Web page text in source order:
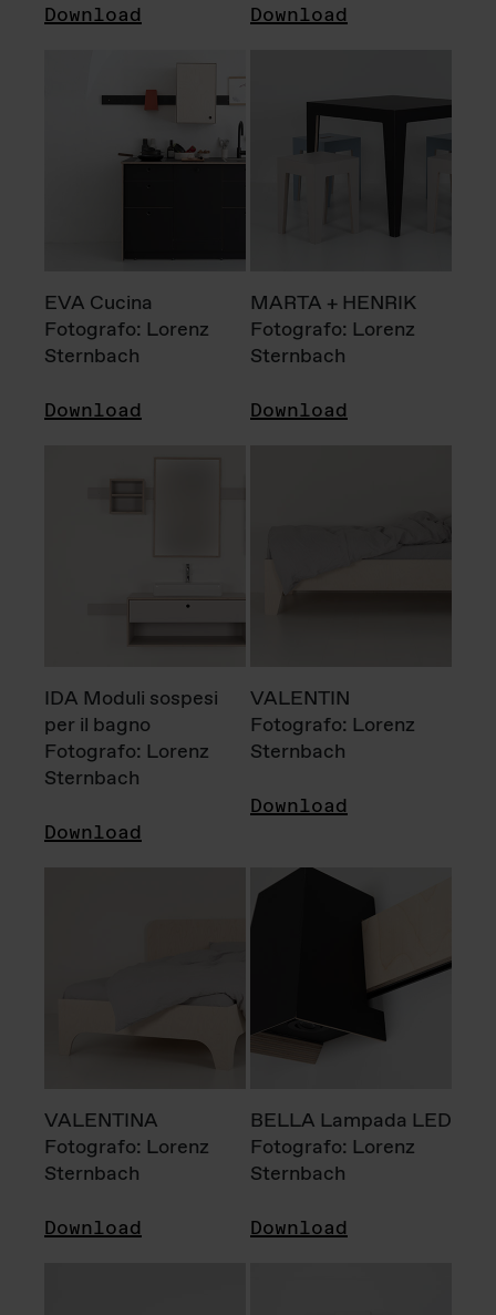
Download Download
EVA Cucina
Fotografo: Lorenz
Sternbach
Download
MARTA + HENRIK
Fotografo: Lorenz
Sternbach
Download
IDA Moduli sospesi
per il bagno
Fotografo: Lorenz
Sternbach
Download
VALENTIN
Fotografo: Lorenz
Sternbach
Download
VALENTINA
Fotografo: Lorenz
Sternbach
Download
BELLA Lampada LED
Fotografo: Lorenz
Sternbach
Download